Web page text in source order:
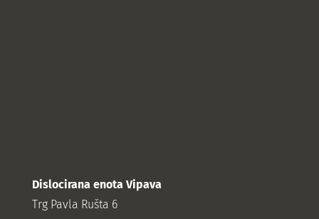
Dislocirana enota Vipava
Trg Pavla Rušta 6